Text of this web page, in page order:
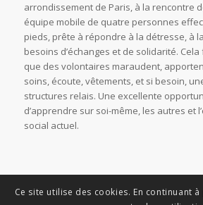
arrondissement de Paris, à la rencontre
équipe mobile de quatre personnes
pieds, prête à répondre à la détresse, à
besoins d’échanges et de solidarité.
que des volontaires maraudent,
soins, écoute, vêtements, et si besoin,
structures relais. Une excellente
d’apprendre sur soi-même, les autres et
social actuel.
Ce site utilise des cookies. En continuant